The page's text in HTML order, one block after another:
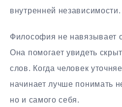
внутренней независимости.
Философия не навязывает
Она помогает увидеть
слов. Когда человек
начинает лучше понимать
но и самого себя.